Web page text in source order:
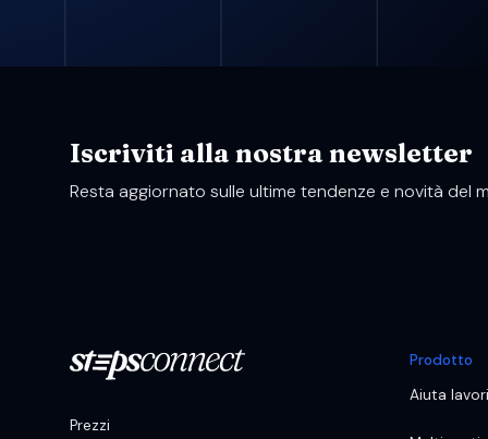
Iscriviti alla nostra newsletter
Resta aggiornato sulle ultime tendenze e novità del
Prezzi
Prodotto
Aiuta